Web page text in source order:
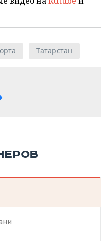
Татарстан